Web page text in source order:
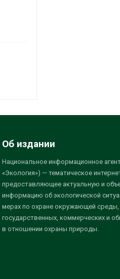
Об издании
Национальное информационное
«Экология») — тематическое
предоставляющее актуальную и
информацию об экологической
мерах по охране окружающей среды,
государственных, коммерческих и
в отношении охраны природы.